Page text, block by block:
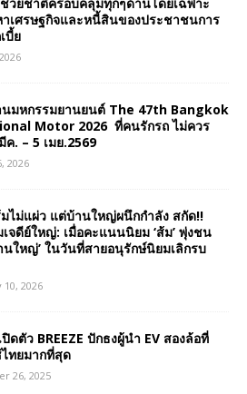
เศรษฐกิจและหนี้สินของประชาชนการ
บี้ย
นมหกรรมยานยนต์ The 47th Bangkok
Motor 2026 ที่คนรักรถ ไม่ควร
. – 5 เมย.2569
2026
ไม่แผ่ว แต่บ้านใหญ่ผนึกกำลัง สกัด!!
เจดีย์ใหญ่: เมื่อคะแนนนิยม ‘ส้ม’ พุ่งชน
นใหญ่’ ในวันที่สายอนุรักษ์นิยมเลิกรบ
2026
ดตัว BREEZE ปักธงผู้นำ EV สองล้อที่
ไทยมากที่สุด
26, 2025